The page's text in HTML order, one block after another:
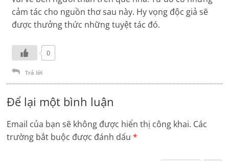
cảm tác cho nguồn thơ sau này. Hy vọng độc giả sẽ
được thưởng thức những tuyệt tác đó.
0
Trả lời
Để lại một bình luận
Email của bạn sẽ không được hiển thị công khai. Các
trường bắt buộc được đánh dấu*